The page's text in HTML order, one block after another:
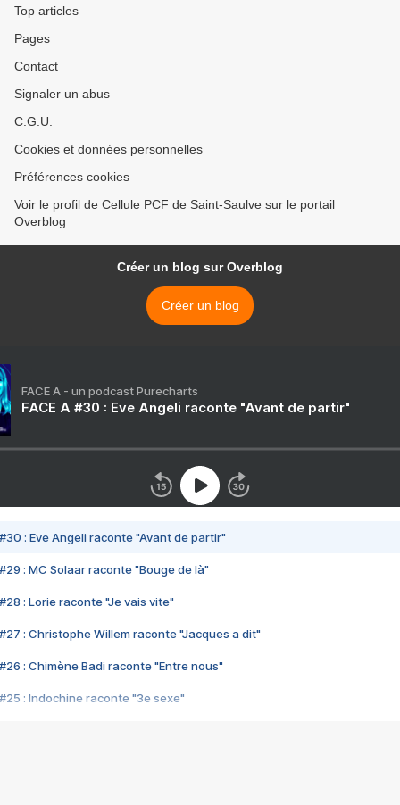
Top articles
Pages
Contact
Signaler un abus
C.G.U.
Cookies et données personnelles
Préférences cookies
Voir le profil de Cellule PCF de Saint-Saulve sur le portail
Overblog
Créer un blog sur Overblog
Créer un blog
FACE A - un podcast Purecharts
FACE A #30 : Eve Angeli raconte "Avant de partir"
#30 : Eve Angeli raconte "Avant de partir"
#29 : MC Solaar raconte "Bouge de là"
#28 : Lorie raconte "Je vais vite"
#27 : Christophe Willem raconte "Jacques a dit"
#26 : Chimène Badi raconte "Entre nous"
#25 : Indochine raconte "3e sexe"